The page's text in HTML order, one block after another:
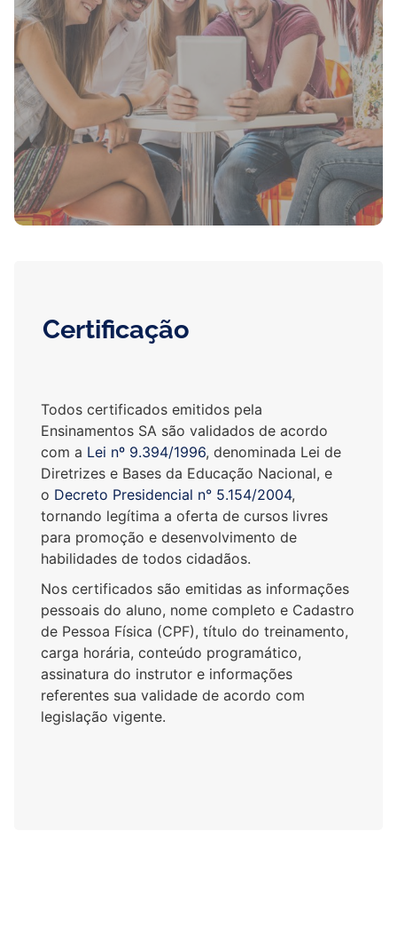
Certificação
Todos certificados emitidos pela
Ensinamentos SA são validados de acordo
com a Lei nº 9.394/1996, denominada Lei de
Diretrizes e Bases da Educação Nacional, e
o Decreto Presidencial n° 5.154/2004,
tornando legítima a oferta de cursos livres
para promoção e desenvolvimento de
habilidades de todos cidadãos.
Nos certificados são emitidas as informações
pessoais do aluno, nome completo e Cadastro
de Pessoa Física (CPF), título do treinamento,
carga horária, conteúdo programático,
assinatura do instrutor e informações
referentes sua validade de acordo com
legislação vigente.